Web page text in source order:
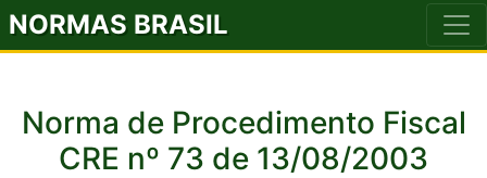
NORMAS BRASIL
Norma de Procedimento Fiscal
CRE nº 73 de 13/08/2003